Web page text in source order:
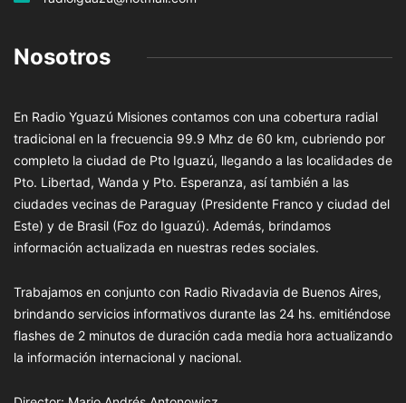
Nosotros
En Radio Yguazú Misiones contamos con una cobertura radial
tradicional en la frecuencia 99.9 Mhz de 60 km, cubriendo por
completo la ciudad de Pto Iguazú, llegando a las localidades de
Pto. Libertad, Wanda y Pto. Esperanza, así también a las
ciudades vecinas de Paraguay (Presidente Franco y ciudad del
Este) y de Brasil (Foz do Iguazú). Además, brindamos
información actualizada en nuestras redes sociales.
Trabajamos en conjunto con Radio Rivadavia de Buenos Aires,
brindando servicios informativos durante las 24 hs. emitiéndose
flashes de 2 minutos de duración cada media hora actualizando
la información internacional y nacional.